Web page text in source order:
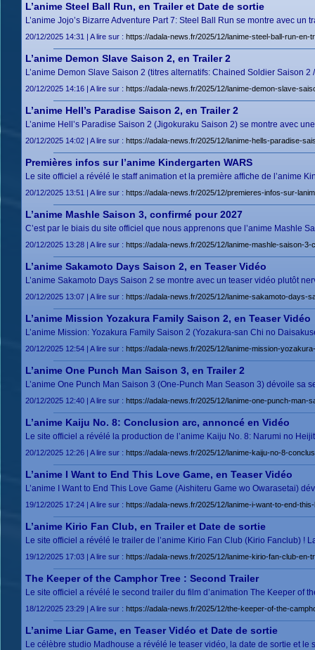
L’anime Steel Ball Run, en Trailer et Date de sortie
L’anime Jojo’s Bizarre Adventure Part 7: Steel Ball Run se montre avec un
20/12/2025 14:31 | A lire sur : https://adala-news.fr/2025/12/lanime-steel-ball-run-en-
L’anime Demon Slave Saison 2, en Trailer 2
L’anime Demon Slave Saison 2 (titres alternatifs: Chained Soldier Saison
20/12/2025 14:16 | A lire sur : https://adala-news.fr/2025/12/lanime-demon-slave-
L’anime Hell’s Paradise Saison 2, en Trailer 2
L’anime Hell’s Paradise Saison 2 (Jigokuraku Saison 2) se montre avec
20/12/2025 14:02 | A lire sur : https://adala-news.fr/2025/12/lanime-hells-paradise-
Premières infos sur l’anime Kindergarten WARS
Le site officiel a révélé le staff animation et la première affiche de l’anime
20/12/2025 13:51 | A lire sur : https://adala-news.fr/2025/12/premieres-infos-sur-
L’anime Mashle Saison 3, confirmé pour 2027
C’est par le biais du site officiel que nous apprenons que l’anime Mashle
20/12/2025 13:28 | A lire sur : https://adala-news.fr/2025/12/lanime-mashle-saison-3-
L’anime Sakamoto Days Saison 2, en Teaser Vidéo
L’anime Sakamoto Days Saison 2 se montre avec un teaser vidéo plutôt
20/12/2025 13:07 | A lire sur : https://adala-news.fr/2025/12/lanime-sakamoto-days-
L’anime Mission Yozakura Family Saison 2, en Teaser Vidéo
L’anime Mission: Yozakura Family Saison 2 (Yozakura-san Chi no
20/12/2025 12:54 | A lire sur : https://adala-news.fr/2025/12/lanime-mission-
L’anime One Punch Man Saison 3, en Trailer 2
L’anime One Punch Man Saison 3 (One-Punch Man Season 3) dévoile
20/12/2025 12:40 | A lire sur : https://adala-news.fr/2025/12/lanime-one-punch-man-
L’anime Kaiju No. 8: Conclusion arc, annoncé en Vidéo
Le site officiel a révélé la production de l’anime Kaiju No. 8: Narumi no
20/12/2025 12:26 | A lire sur : https://adala-news.fr/2025/12/lanime-kaiju-no-8-
L’anime I Want to End This Love Game, en Teaser Vidéo
L’anime I Want to End This Love Game (Aishiteru Game wo Owarasetai)
19/12/2025 17:24 | A lire sur : https://adala-news.fr/2025/12/lanime-i-want-to-end-
L’anime Kirio Fan Club, en Trailer et Date de sortie
Le site officiel a révélé le trailer de l’anime Kirio Fan Club (Kirio Fanclub) !
19/12/2025 17:03 | A lire sur : https://adala-news.fr/2025/12/lanime-kirio-fan-club-en-
The Keeper of the Camphor Tree : Second Trailer
Le site officiel a révélé le second trailer du film d’animation The Keeper of
18/12/2025 23:29 | A lire sur : https://adala-news.fr/2025/12/the-keeper-of-the-
L’anime Liar Game, en Teaser Vidéo et Date de sortie
Le célèbre studio Madhouse a révélé le teaser vidéo, la date de sortie et le